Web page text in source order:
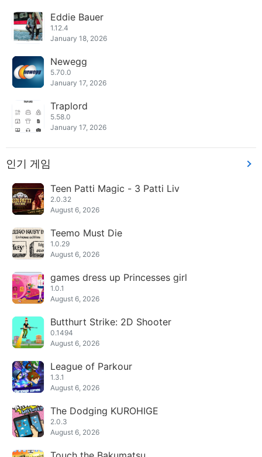
Eddie Bauer
1.12.4
January 18, 2026
Newegg
5.70.0
January 17, 2026
Traplord
5.58.0
January 17, 2026
인기 게임
Teen Patti Magic - 3 Patti Liv
2.0.32
August 6, 2026
Teemo Must Die
1.0.29
August 6, 2026
games dress up Princesses girl
1.0.1
August 6, 2026
Butthurt Strike: 2D Shooter
0.1494
August 6, 2026
League of Parkour
1.3.1
August 6, 2026
The Dodging KUROHIGE
2.0.3
August 6, 2026